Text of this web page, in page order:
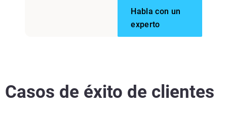
Habla con un
experto
Casos de éxito de clientes